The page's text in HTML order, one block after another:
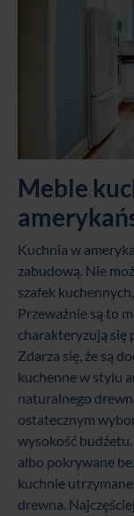
Meble
Kuchnia w
zabudową. Nie
szafek kuchennych
Przeważnie są to
charakteryzują się
Zdarza się, że są
kuchenne w stylu
naturalnego
ostatecznym
wysokość
albo pokrywane
kuchnie
drewna.